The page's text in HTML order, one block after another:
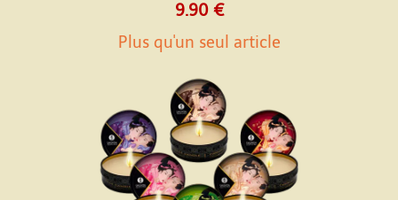
9.90 €
Plus qu'un seul article